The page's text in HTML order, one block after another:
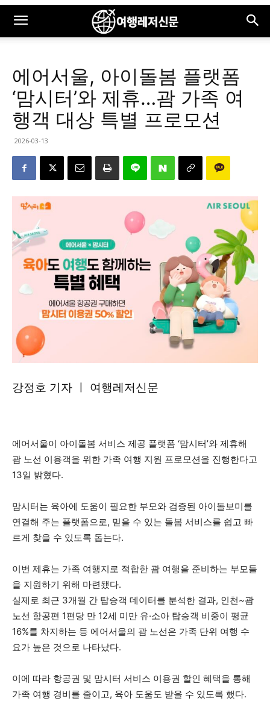
에어서울, 아이돌봄 플랫폼
‘맘시터’와 제휴…괌 가족 여
행객 대상 특별 프로모션
2026-03-13
강정호 기자 ㅣ 여행레저신문
에어서울이 아이돌봄 서비스 제공 플랫폼 ‘맘시터’와 제휴해
괌 노선 이용객을 위한 가족 여행 지원 프로모션을 진행한다고
13일 밝혔다.
맘시터는 육아에 도움이 필요한 부모와 검증된 아이돌보미를
연결해 주는 플랫폼으로, 믿을 수 있는 돌봄 서비스를 쉽고 빠
르게 찾을 수 있도록 돕는다.
이번 제휴는 가족 여행지로 적합한 괌 여행을 준비하는 부모들
을 지원하기 위해 마련됐다.
실제로 최근 3개월 간 탑승객 데이터를 분석한 결과, 인천~괌
노선 항공편 1편당 만 12세 미만 유·소아 탑승객 비중이 평균
16%를 차지하는 등 에어서울의 괌 노선은 가족 단위 여행 수
요가 높은 것으로 나타났다.
이에 따라 항공권 및 맘시터 서비스 이용권 할인 혜택을 통해
가족 여행 경비를 줄이고, 육아 도움도 받을 수 있도록 했다.